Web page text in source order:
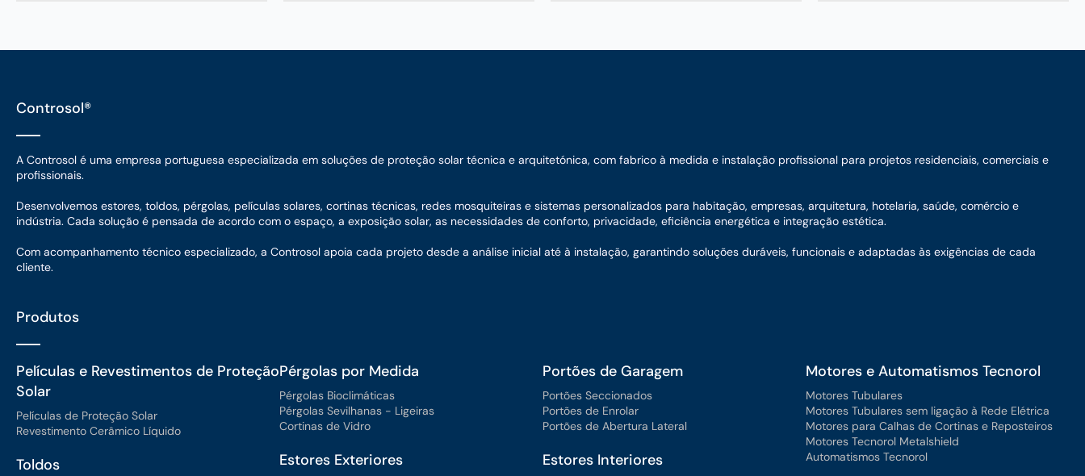
Controsol®
A Controsol é uma empresa portuguesa especializada em soluções de proteção solar técnica e arquitetónica, com fabrico à medida e instalação profissional para projetos residenciais, comerciais e
profissionais.
Desenvolvemos estores, toldos, pérgolas, películas solares, cortinas técnicas, redes mosquiteiras e sistemas personalizados para habitação, empresas, arquitetura, hotelaria, saúde, comércio e
indústria. Cada solução é pensada de acordo com o espaço, a exposição solar, as necessidades de conforto, privacidade, eficiência energética e integração estética.
Com acompanhamento técnico especializado, a Controsol apoia cada projeto desde a análise inicial até à instalação, garantindo soluções duráveis, funcionais e adaptadas às exigências de cada
cliente.
Produtos
Películas e Revestimentos de Proteção
Solar
Películas de Proteção Solar
Revestimento Cerâmico Líquido
Toldos
Pérgolas por Medida
Pérgolas Bioclimáticas
Pérgolas Sevilhanas - Ligeiras
Cortinas de Vidro
Estores Exteriores
Portões de Garagem
Portões Seccionados
Portões de Enrolar
Portões de Abertura Lateral
Estores Interiores
Motores e Automatismos Tecnorol
Motores Tubulares
Motores Tubulares sem ligação à Rede Elétrica
Motores para Calhas de Cortinas e Reposteiros
Motores Tecnorol Metalshield
Automatismos Tecnorol